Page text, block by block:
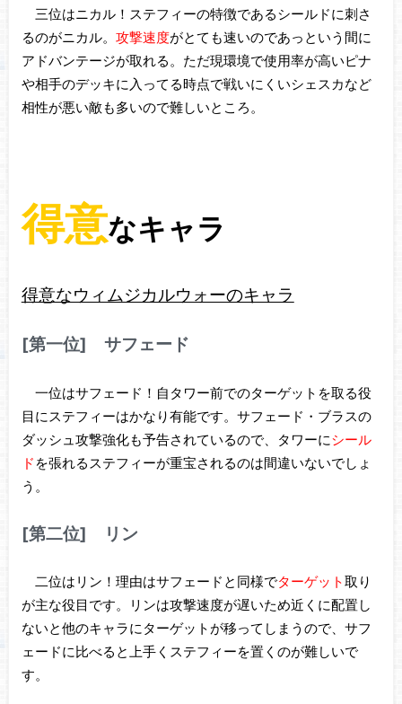
三位はニカル！ステフィーの特徴であるシールドに刺さ
るのがニカル。 攻撃速度がとても速いのであっという間に
アドバンテージが取れる。ただ現環境で使用率が高いピナ
や相手のデッキに入ってる時点で戦いにくいシェスカなど
相性が悪い敵も多いので難しいところ。
得意なキャラ
得意なウィムジカルウォーのキャラ
[第一位] サフェード
一位はサフェード！自タワー前でのターゲットを取る役
目にステフィーはかなり有能です。サフェード・ブラスの
ダッシュ攻撃強化も予告されているので、タワーにシール
ド を張れるステフィーが重宝されるのは間違いないでしょ
う。
[第二位] リン
二位はリン！理由はサフェードと同様でターゲット取り
が主な役目です。リンは攻撃速度が遅いため近くに配置し
ないと他のキャラにターゲットが移ってしまうので、サフ
ェードに比べると上手くステフィーを置くのが難しいで
す。